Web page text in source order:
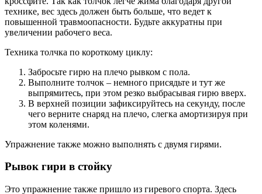
технике, вес здесь должен быть больше, что ведет к
повышенной травмоопасности. Будьте аккуратны при
увеличении рабочего веса.
Техника толчка по короткому циклу:
Забросьте гирю на плечо рывком с пола.
Выполните толчок – немного присядьте и тут же
выпрямитесь, при этом резко выбрасывая гирю вверх.
В верхней позиции зафиксируйтесь на секунду, после
чего верните снаряд на плечо, слегка амортизируя при
этом коленями.
Упражнение также можно выполнять с двумя гирями.
Рывок гири в стойку
Это упражнение также пришло из гиревого спорта. Здесь